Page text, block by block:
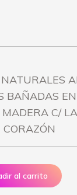
BAÑADAS
C/
CORAZÓN
al carrito